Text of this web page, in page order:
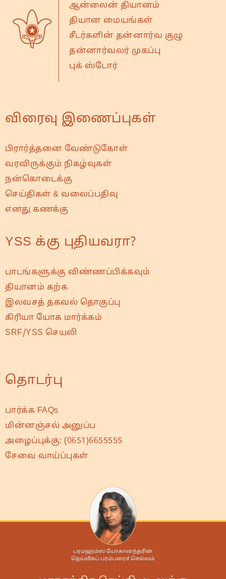
ஆன்லைன் தியானம்
தியான மையங்கள்
சீடர்களின் தன்னார்வ குழு
தன்னார்வலர் முகப்பு
புக் ஸ்டோர்
விரைவு இணைப்புகள்
பிரார்த்தனை வேண்டுகோள்
வரவிருக்கும் நிகழ்வுகள்
நன்கொடைக்கு
செய்திகள் & வலைப்பதிவு
எனது கணக்கு
YSS க்கு புதியவரா?
பாடங்களுக்கு விண்ணப்பிக்கவும்
தியானம் கற்க
இலவசத் தகவல் தொகுப்பு
கிரியா யோக மார்க்கம்
SRF/YSS செயலி
தொடர்பு
பார்க்க FAQs
மின்னஞ்சல் அனுப்ப
அழைப்புக்கு: (0651)6655555
சேவை வாய்ப்புகள்